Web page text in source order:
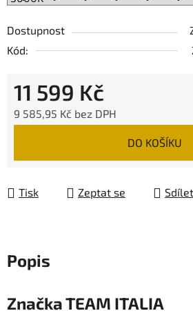
Dostupnost
Kód:
11 599 Kč
9 585,95 Kč bez DPH
DO KOŠÍKU
Tisk Zeptat se Sdílet
Popis
ZnačkaTEAM ITALIA